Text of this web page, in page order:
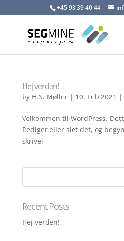
+45 93 39 40 44
Hej verden!
by H.S. Møller| 10. Feb 2021 |
Velkommen til WordPress.
Rediger eller slet det, og
skrive!
Recent Posts
Hej verden!